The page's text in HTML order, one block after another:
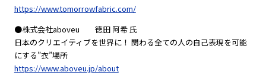
https://www.tomorrowfabric.com/
●株式会社aboveu 徳田 阿希 氏
日本のクリエイティブを世界に！ 関わる全ての人の自己表現を可能
にする”衣”場所
https://www.aboveu.jp/about